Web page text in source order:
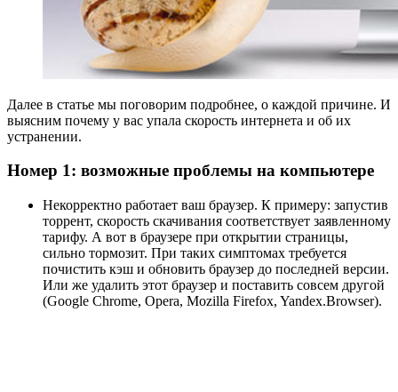
Далее в статье мы поговорим подробнее, о каждой причине. И
выясним почему у вас упала скорость интернета и об их
устранении.
Номер 1: возможные проблемы на компьютере
Некорректно работает ваш браузер. К примеру: запустив
торрент, скорость скачивания соответствует заявленному
тарифу. А вот в браузере при открытии страницы,
сильно тормозит. При таких симптомах требуется
почистить кэш и обновить браузер до последней версии.
Или же удалить этот браузер и поставить совсем другой
(Google Chrome, Opera, Mozilla Firefox, Yandex.Browser).